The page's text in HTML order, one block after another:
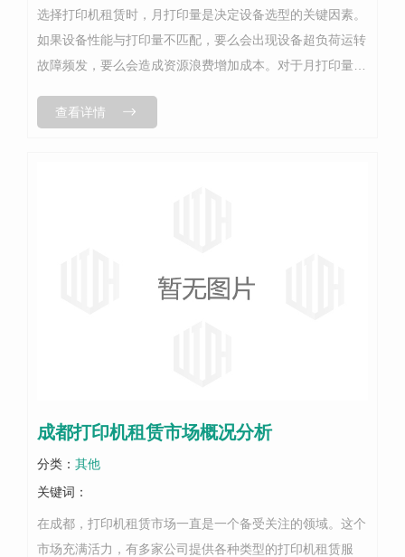
选择打印机租赁时，月打印量是决定设备选型的关键因素。
如果设备性能与打印量不匹配，要么会出现设备超负荷运转
故障频发，要么会造成资源浪费增加成本。对于月打印量在
满足需求。这类设备体积小巧...
查看详情
成都打印机租赁市场概况分析
分类： 其他
关键词：
在成都，打印机租赁市场一直是一个备受关注的领域。这个
市场充满活力，有多家公司提供各种类型的打印机租赁服